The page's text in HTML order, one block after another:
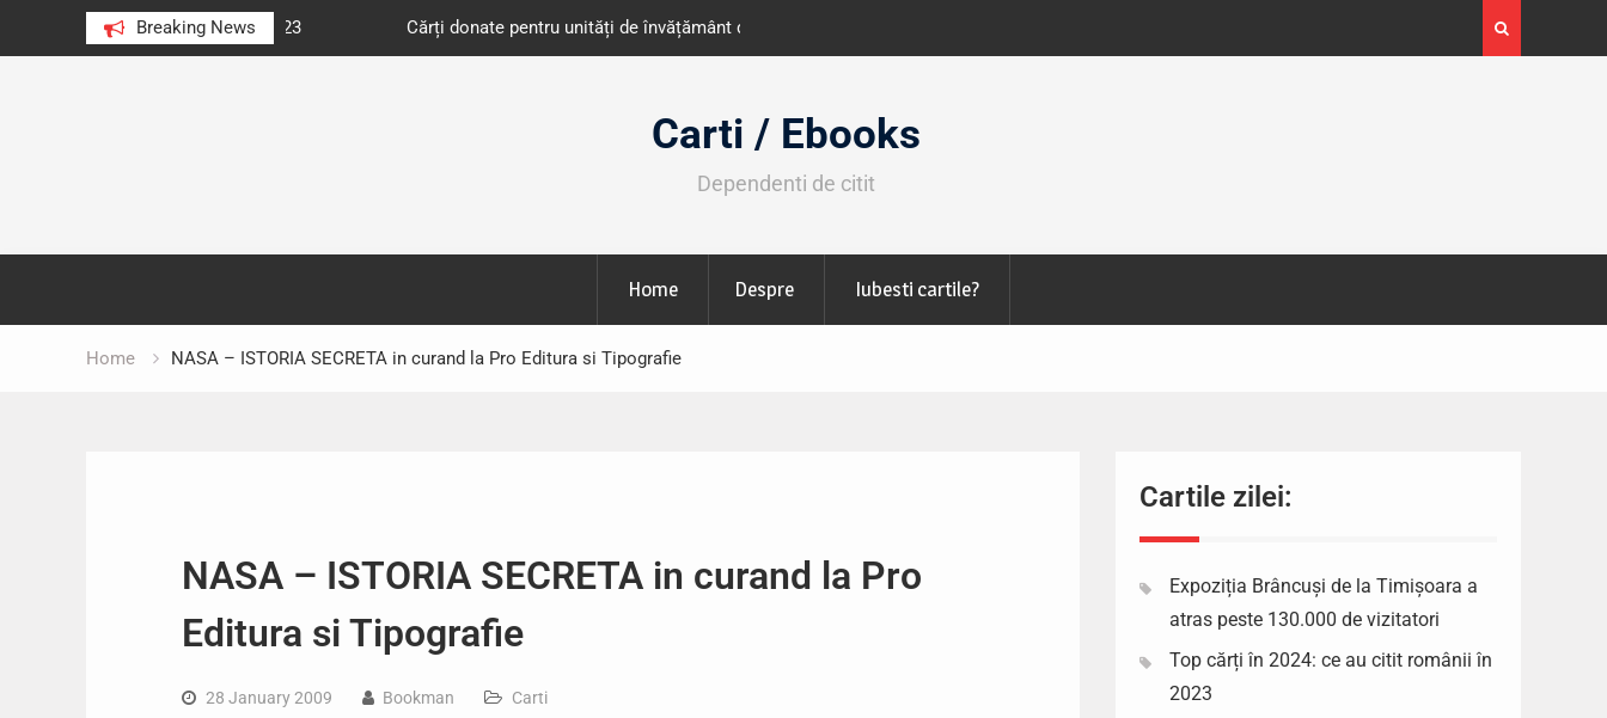
Breaking News
au citit românii în 2023 Cărți donate pentru unități de învățământ din România
octombrie
Expoziția Brâncuși de la Timișoara a atras peste
130.000 de vizitatori
Carti / Ebooks
Dependenti de citit
Home Despre Iubesti cartile?
Home NASA – ISTORIA SECRETA in curand la Pro Editura si Tipografie
NASA – ISTORIA SECRETA in curand la Pro
Editura si Tipografie
28 January 2009 Bookman Carti
Cartile zilei:
Expoziția Brâncuși de la Timișoara a
atras peste 130.000 de vizitatori
Top cărți în 2024: ce au citit românii în
2023